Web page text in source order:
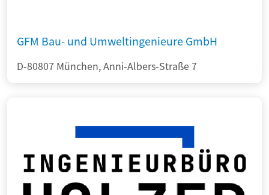
GFM Bau- und Umweltingenieure GmbH
D-80807 München, Anni-Albers-Straße 7